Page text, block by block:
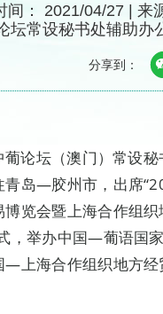
间： 2021/04/27 | 来
坛常设秘书处辅助办
分享到：
论坛（澳门）常设秘
青岛—胶州市，出席
览会暨上海合作组
，举办中国—葡语国
—上海合作组织地方经